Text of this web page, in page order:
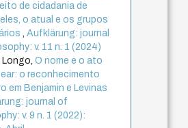
de cidadania de
o atual e os grupos
,Aufklärung: journal
v. 11 n. 1 (2024)
Longo,O nome e o ato
o reconhecimento
em Benjamin e Levinas
journal of
v. 9 n. 1 (2022):